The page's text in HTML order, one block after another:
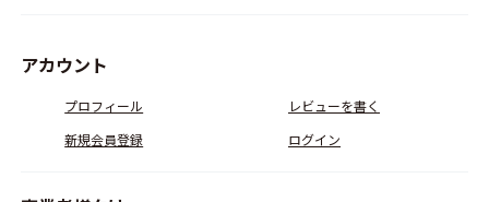
アカウント
プロフィール
レビューを書く
新規会員登録
ログイン